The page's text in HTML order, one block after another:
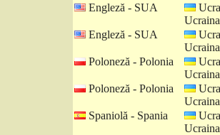
Engleză - SUA
Ucraina
Engleză - SUA
Ucraina
Poloneză - Polonia
Ucraina
Poloneză - Polonia
Ucraina
Spaniolă - Spania
Ucraina